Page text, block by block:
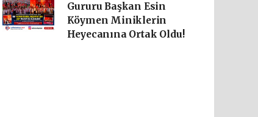
Gururu Başkan Esin
Köymen Miniklerin
Heyecanına Ortak Oldu!